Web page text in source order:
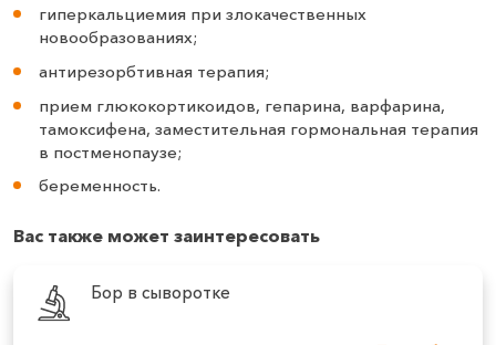
гиперкальциемия при злокачественных
новообразованиях;
антирезорбтивная терапия;
прием глюкокортикоидов, гепарина, варфарина,
тамоксифена, заместительная гормональная терапия
в постменопаузе;
беременность.
Вас также может заинтересовать
Бор в сыворотке